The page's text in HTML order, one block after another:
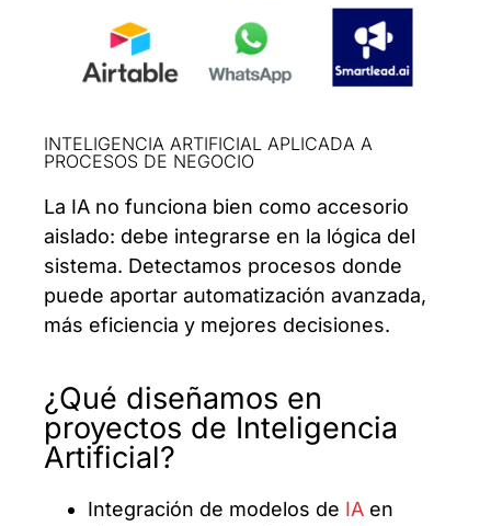
INTELIGENCIA ARTIFICIAL APLICADA A
PROCESOS DE NEGOCIO
La IA no funciona bien como accesorio
aislado: debe integrarse en la lógica del
sistema. Detectamos procesos donde
puede aportar automatización avanzada,
más eficiencia y mejores decisiones.
¿Qué diseñamos en
proyectos de Inteligencia
Artificial?
Integración de modelos de IA en